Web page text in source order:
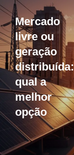
Mercado
livre ou
geração
distribuída:
qual a
melhor
opção